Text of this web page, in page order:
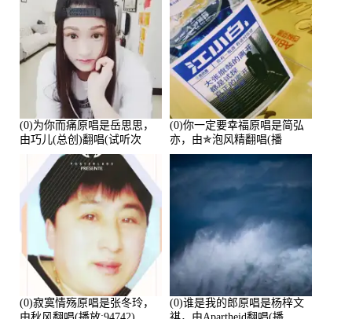
(0)为你而痛原唱是岳思思，
由巧儿(总创)翻唱(试听次
数:108697)
(0)你一定要幸福原唱是简弘
亦，由✯泡风精翻唱(播
放:102381)
(0)寂寞情殇原唱是张冬玲，
(0)谁是我的郎原唱是杨梓文